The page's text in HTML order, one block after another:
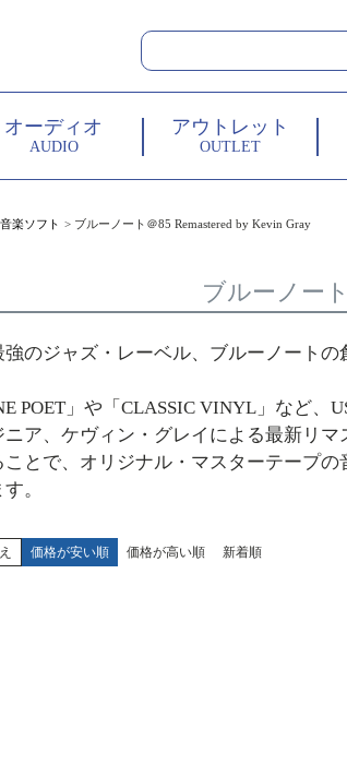
オーディオ
AUDIO
アウトレット
OUTLET
音楽ソフト ブルーノート＠85 Remastered by Kevin Gray
ブルーノー
強のジャズ・レーベル、ブルーノート
POET」や「CLASSIC VINYL」など
ニア、ケヴィン・グレイによる最新リ
ことで、オリジナル・マスターテープ
。
価格が安い順 価格が高い順 新着順